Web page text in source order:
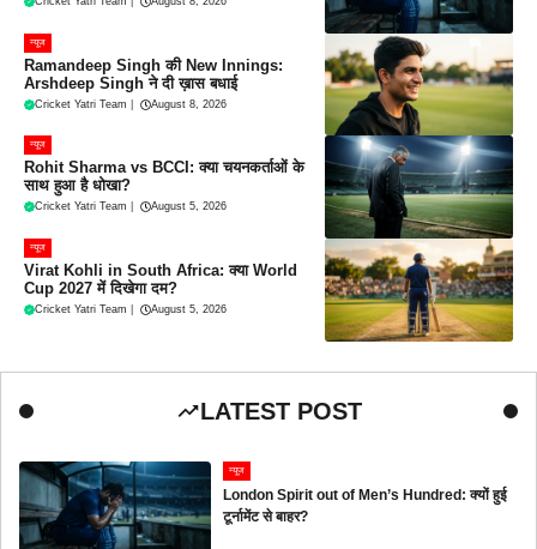
न्यूज
Ramandeep Singh की New Innings:
Arshdeep Singh ने दी ख़ास बधाई
Cricket Yatri Team August 8, 2026
न्यूज
Rohit Sharma vs BCCI: क्या चयनकर्ताओं के
साथ हुआ है धोखा?
Cricket Yatri Team August 5, 2026
न्यूज
Virat Kohli in South Africa: क्या World
Cup 2027 में दिखेगा दम?
Cricket Yatri Team August 5, 2026
LATEST POST
न्यूज
London Spirit out of Men’s Hundred: क्यों हुई
टूर्नामेंट से बाहर?